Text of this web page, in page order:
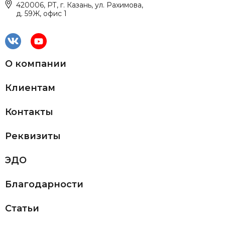
420006, РТ, г. Казань, ул. Рахимова,
д. 59Ж, офис 1
О компании
Клиентам
Контакты
Реквизиты
ЭДО
Благодарности
Статьи